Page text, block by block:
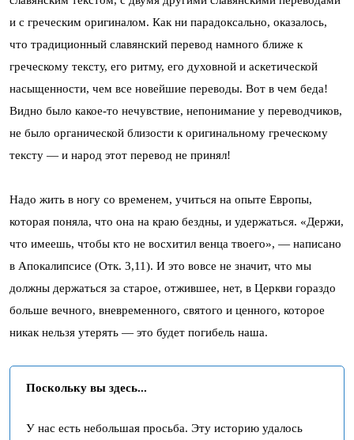
и с греческим оригиналом. Как ни парадоксально, оказалось,
что традиционный славянский перевод намного ближе к
греческому тексту, его ритму, его духовной и аскетической
насыщенности, чем все новейшие переводы. Вот в чем беда!
Видно было какое-то нечувствие, непонимание у переводчиков,
не было органической близости к оригинальному греческому
тексту — и народ этот перевод не принял!
Надо жить в ногу со временем, учиться на опыте Европы,
которая поняла, что она на краю бездны, и удержаться. «Держи,
что имеешь, чтобы кто не восхитил венца твоего», — написано
в Апокалипсисе (Отк. 3,11). И это вовсе не значит, что мы
должны держаться за старое, отжившее, нет, в Церкви гораздо
больше вечного, вневременного, святого и ценного, которое
никак нельзя утерять — это будет погибель наша.
Поскольку вы здесь...
У нас есть небольшая просьба. Эту историю удалось